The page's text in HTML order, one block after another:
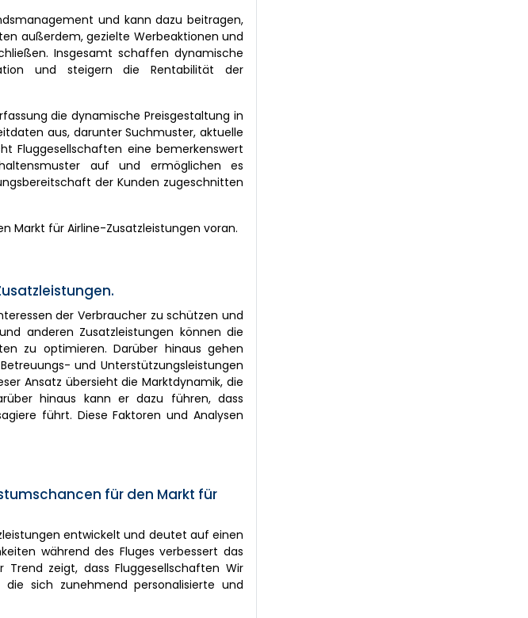
und kann dazu beitragen,
außerdem, gezielte Werbeaktionen und
Insgesamt schaffen dynamische
und steigern die Rentabilität der
die dynamische Preisgestaltung in
aus, darunter Suchmuster, aktuelle
Fluggesellschaften eine bemerkenswert
auf und ermöglichen es
der Kunden zugeschnitten
Markt für Airline-Zusatzleistungen voran.
der Verbraucher zu schützen und
anderen Zusatzleistungen können die
zu optimieren. Darüber hinaus gehen
und Unterstützungsleistungen
Ansatz übersieht die Marktdynamik, die
hinaus kann er dazu führen, dass
führt. Diese Faktoren und Analysen
für den Markt für
entwickelt und deutet auf einen
während des Fluges verbessert das
zeigt, dass Fluggesellschaften Wir
sich zunehmend personalisierte und